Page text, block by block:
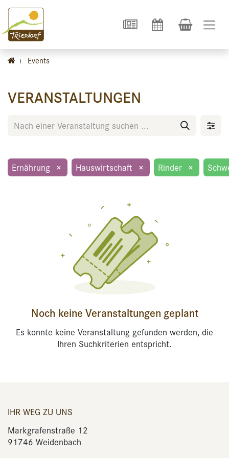
› Events
VERANSTALTUNGEN
Ernährung × Hauswirtschaft × Rinder ×
Noch keine Veranstaltungen geplant
Es konnte keine Veranstaltung gefunden werden, die
Ihren Suchkriterien entspricht.
IHR WEG ZU UNS
Markgrafenstraße 12
91746 Weidenbach